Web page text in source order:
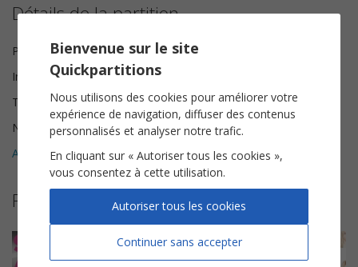
Détails de la partition
Paroles et Musique
Santa
Instrumentation
Tonalité
Mi♭ majeur
Nombre de pages
8
Avis clients (2)
Plus de partitions de Santa
Bienvenue sur le site
Quickpartitions
Nous utilisons des cookies pour améliorer votre
expérience de navigation, diffuser des contenus
personnalisés et analyser notre trafic.
En cliquant sur « Autoriser tous les cookies »,
vous consentez à cette utilisation.
Continuer sans accepter
Autoriser tous les cookies